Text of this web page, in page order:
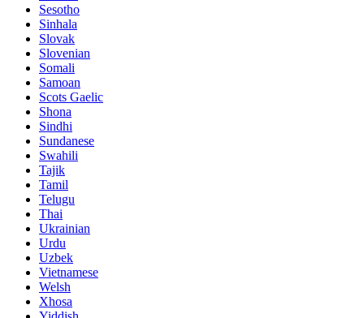
Sesotho
Sinhala
Slovak
Slovenian
Somali
Samoan
Scots Gaelic
Shona
Sindhi
Sundanese
Swahili
Tajik
Tamil
Telugu
Thai
Ukrainian
Urdu
Uzbek
Vietnamese
Welsh
Xhosa